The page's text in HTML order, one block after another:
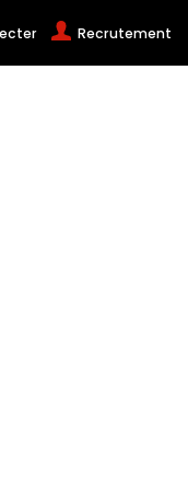
Recrutement